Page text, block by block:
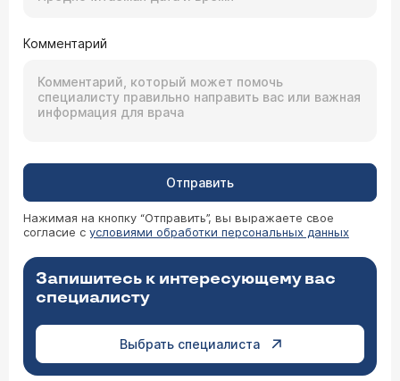
Комментарий
Отправить
Нажимая на кнопку “Отправить”, вы выражаете свое
согласие с условиями обработки персональных данных
Запишитесь к интересующему вас
специалисту
Выбрать специалиста